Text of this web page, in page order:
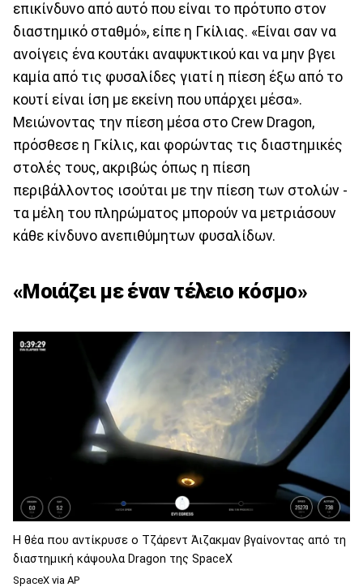
επικίνδυνο από αυτό που είναι το πρότυπο στον
διαστημικό σταθμό», είπε η Γκίλιας. «Είναι σαν να
ανοίγεις ένα κουτάκι αναψυκτικού και να μην βγει
καμία από τις φυσαλίδες γιατί η πίεση έξω από το
κουτί είναι ίση με εκείνη που υπάρχει μέσα».
Μειώνοντας την πίεση μέσα στο Crew Dragon,
πρόσθεσε η Γκίλις, και φορώντας τις διαστημικές
στολές τους, ακριβώς όπως η πίεση
περιβάλλοντος ισούται με την πίεση των στολών -
τα μέλη του πληρώματος μπορούν να μετριάσουν
κάθε κίνδυνο ανεπιθύμητων φυσαλίδων.
«Μοιάζει με έναν τέλειο κόσμο»
Η θέα που αντίκρυσε ο Τζάρεντ Άιζακμαν βγαίνοντας από τη
διαστημική κάψουλα Dragon της SpaceX
SpaceX via AP